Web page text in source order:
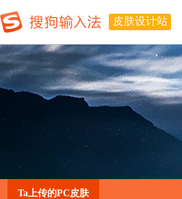
皮肤设计站
Ta上传的PC皮肤